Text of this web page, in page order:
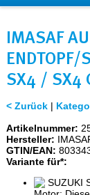
IMASAF
ENDTOPF/
SX4 / SX4
< Zurück|
Artikelnummer:
Hersteller:
GTIN/EAN:
Variante für*:
SUZUKI